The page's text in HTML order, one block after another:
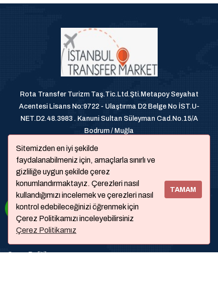
Sitemizden en iyi şekilde
faydalanabilmeniz için, amaçlarla sınırlı ve
gizliliğe uygun şekilde çerez
konumlandırmaktayız. Çerezleri nasıl
kullandığımızı incelemek ve çerezleri nasıl
kontrol edebileceğinizi öğrenmek için
Çerez Politikamızı inceleyebilirsiniz
Çerez Politikamız
TAMAM
Rota Transfer Turizm Taş.Tic.Ltd.Şti.Metapoy Seyahat
Acentesi Lisans No:9722 - Ulaştırma D2 Belge No İST.U-
NET.D2.48.3983 . Kanuni Sultan Süleyman Cad.No.15/A
Bodrum / Muğla
+905326200070
Çerez Politikası